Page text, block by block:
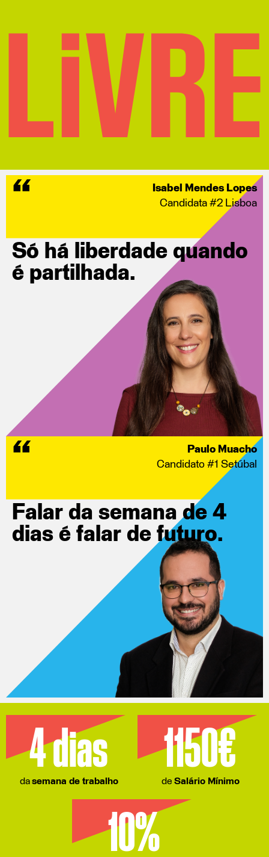
Isabel Mendes Lopes
Candidata #2 Lisboa
Só há liberdade quando
é partilhada.
Paulo Muacho
Candidato #1 Setúbal
Falar da semana de 4
dias é falar de futuro.
4 dias
dasemana de trabalho
1150€
de Salário Mínimo
10%